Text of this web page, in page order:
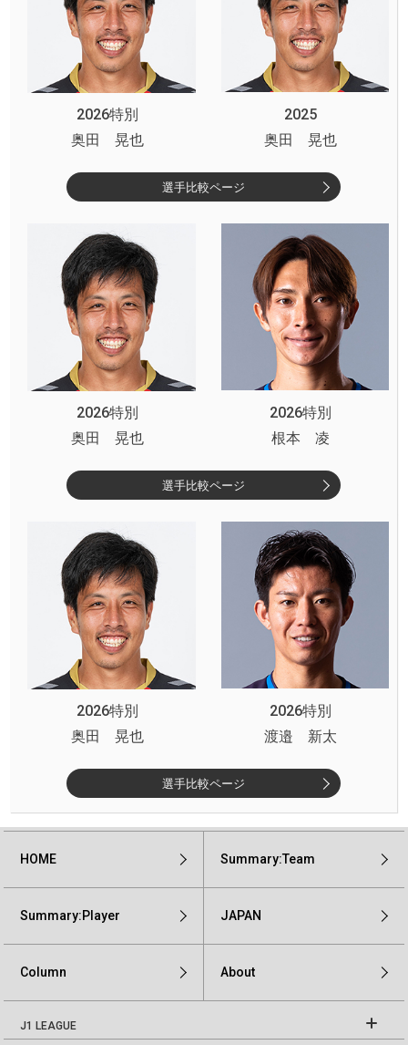
2026特別
2025
奥田 晃也
奥田 晃也
選手比較ページ
2026特別
2026特別
奥田 晃也
根本 凌
選手比較ページ
2026特別
2026特別
奥田 晃也
渡邉 新太
選手比較ページ
HOME Summary:Team
Summary:Player JAPAN
Column About
J1 LEAGUE